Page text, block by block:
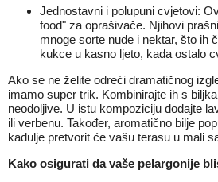
Jednostavni i polupuni cvjetovi:
food" za oprašivače. Njihovi
mnoge sorte nude i nektar, što ih
kukce u kasno ljeto, kada ostalo
Ako se ne želite odreći dramatičnog
imamo super trik. Kombinirajte ih s
neodoljive. U istu kompoziciju dodajte
ili verbenu. Također, aromatično bilje
kadulje pretvorit će vašu terasu u mali
Kako osigurati da vaše pelargonije